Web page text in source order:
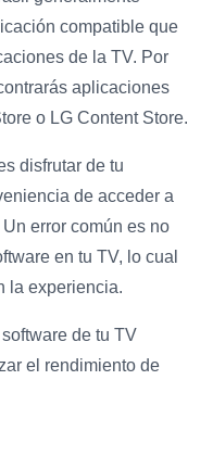
compatible que
de la TV. Por
aplicaciones
o LG Content Store.
disfrutar de tu
de acceder a
error común es no
en tu TV, lo cual
la experiencia.
de tu TV
el rendimiento de